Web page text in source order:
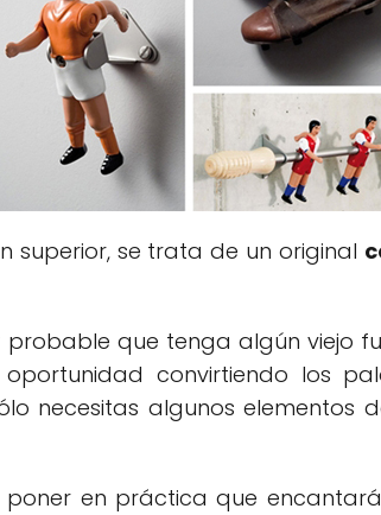
superior, se trata de un original
que tenga algún viejo
convirtiendo los
necesitas algunos
en práctica que